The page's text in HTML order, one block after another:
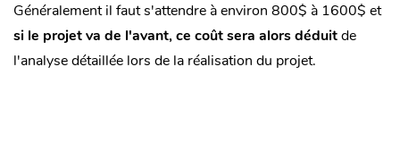
Généralement il faut s'attendre à environ 800$ à 1600$ et
si le projet va de l'avant, ce coût sera alors déduitde
l'analyse détaillée lors de la réalisation du projet.